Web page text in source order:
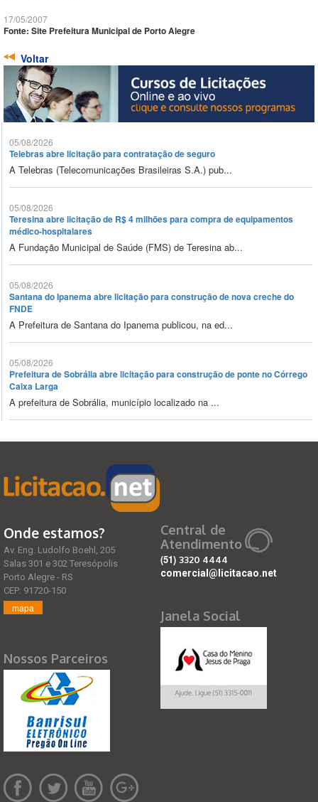
17/05/2007
Fonte: Site Prefeitura Municipal de Porto Alegre
Voltar
05/08/2026
Telebras abre licitação para contratação de seguro
A Telebras (Telecomunicações Brasileiras S.A.) pub...
05/08/2026
Teresina abre licitação de R$ 4 milhões para compra de equipamentos
médico-hospitalares
A Fundação Municipal de Saúde (FMS) de Teresina ab...
05/08/2026
Santana do Ipanema abre licitação para construção de nova creche do
FNDE
A Prefeitura de Santana do Ipanema publicou, na ed...
05/08/2026
Prefeitura de Sobrália abre licitação para construção de ponte no Córrego
Caixa Larga
A prefeitura de Sobrália, município localizado na ...
Onde estamos?
Av. Eng. Ludolfo Boehl, 205
Salas 301 e 302 Teresópolis
Porto Alegre - RS
CEP: 91720-150
mapa
Nossos Parceiros
Central de
Atendimento
(51) 3320 4444
comercial@licitacao.net
Janela Social